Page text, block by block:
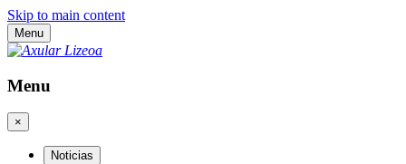
Skip to main content
Menu
Menu
×
Noticias